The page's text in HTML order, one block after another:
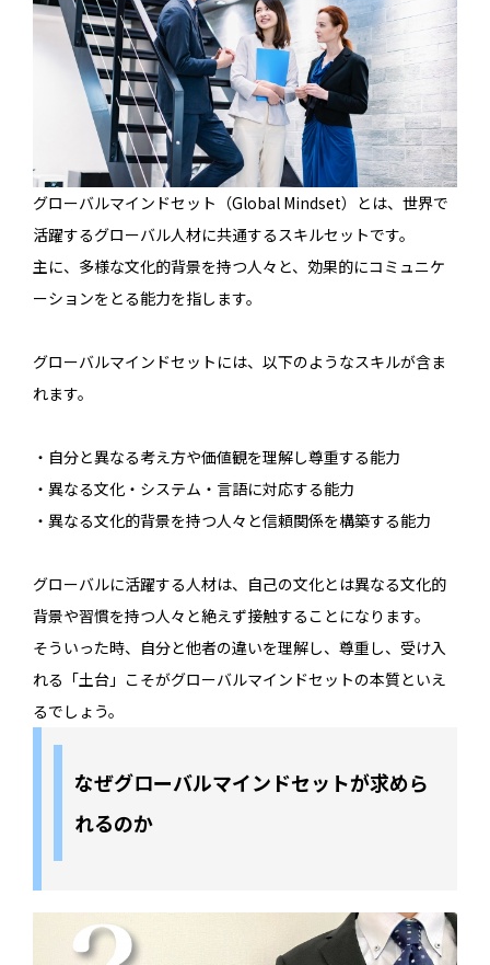
グローバルマインドセット（Global Mindset）とは、世界で
活躍するグローバル人材に共通するスキルセットです。
主に、多様な文化的背景を持つ人々と、効果的にコミュニケ
ーションをとる能力を指します。
グローバルマインドセットには、以下のようなスキルが含ま
れます。
・自分と異なる考え方や価値観を理解し尊重する能力
・異なる文化・システム・言語に対応する能力
・異なる文化的背景を持つ人々と信頼関係を構築する能力
グローバルに活躍する人材は、自己の文化とは異なる文化的
背景や習慣を持つ人々と絶えず接触することになります。
そういった時、自分と他者の違いを理解し、尊重し、受け入
れる「土台」こそがグローバルマインドセットの本質といえ
るでしょう。
なぜグローバルマインドセットが求めら
れるのか